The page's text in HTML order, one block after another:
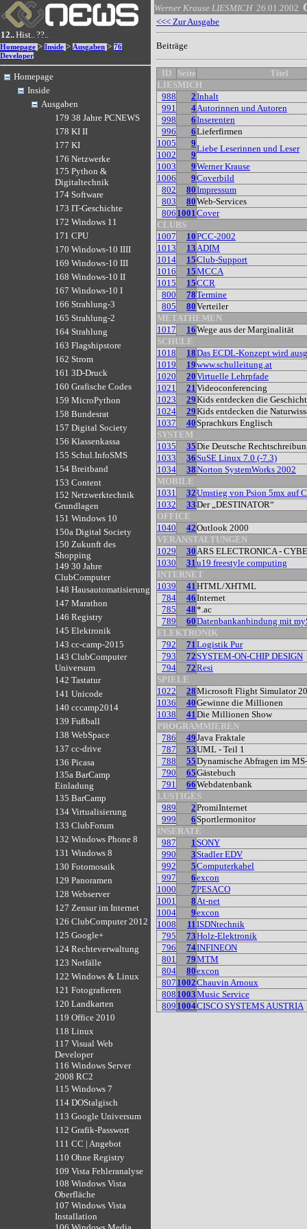
12..Hist..??..
Homepage > Inside > Ausgaben > 76
Developer
Homepage
Inside
Ausgaben
179 38 Jahre PCNEWS
178 KI II
177 KI
176 Netzwerke
175 Python &
Digitaltechnik
174 Software
173 IT-Geschichte
172 Windows 11
171 CPU
170 Windows-10 IIII
169 Windows-10 III
168 Windows-10 II
167 Windows-10 I
166 Strahlung-3
165 Strahlung-2
164 Strahlung
163 Flagshipstore
162 Strom
161 3D-Druck
160 Grafische Codes
159 MicroPython
158 Bundesrat
157 Digital Society
156 Klassenkassa
155 Schul.InfoSMS
154 Breitband
153 Content
152 Netzwerktechnik
Grundlagen
151 Windows 10
150a Digital Society
150 Zukunft des
Shopping
149 30 Jahre
ClubComputer
148 Hausautomatisierung
147 Marathon
146 Registry
145 Elektronik
143 cc-camp-2015
143 ClubComputer
Universum
142 Tastatur
141 Unicode
140 cccamp2014
139 Fußball
138 WebSpace
137 cc-drive
136 Picasa
135a BarCamp
Einladung
135 BarCamp
134 Virtualisierung
133 ClubForum
132 Windows Phone 8
131 Windows 8
130 Fotomosaik
129 Panoramen
128 Webserver
127 Zensur im Internet
126 ClubComputer 2012
125 Google+
124 Rechteverwaltung
123 Notfälle
122 Windows & Linux
121 Fotografieren
120 Landkarten
119 Office 2010
118 Linux
117 Visual Web
Developer
116 Windows Server
2008 RC2
115 Windows 7
114 DOStalgisch
113 Google Universum
112 Grafik-Passwort
111 CC | Angebot
110 Ohne Registry
109 Vista Fehleranalyse
108 Windows Vista
Oberfläche
107 Windows Vista
Installation
Werner Krause LIESMICH 26.01.2002
<<< Zur Ausgabe
Beiträge
ID Seite
Titel
LIESMICH
988
2Inhalt
991
4Autorinnen und Autoren
998
6Inserenten
996
6Lieferfirmen
1005
9
Liebe Leserinnen und Leser
1002
9
1003
9Werner Krause
1006
9Coverbild
802
80Impressum
803
80Web-Services
806 1001Cover
CLUBS
1007
10PCC-2002
1013
13ADIM
1014
15Club-Support
1016
15MCCA
1015
15CCR
800
78Termine
805
80Verteiler
METATHEMEN
1017
16Wege aus der Marginalität
SCHULE
1018
18Das ECDL-Konzept wird
1019
19www.schulleitung.at
1020
20Virtuelle Lehrpfade
1021
21Videoconferencing
1023
29Kids entdecken die
1024
29Kids entdecken die
1037
40Sprachkurs Englisch
SYSTEM
1035
35Die Deutsche
1033
36SuSE Linux 7.0 (-7.3)
1034
38Norton SystemWorks 2002
MOBILE
1031
32Umstieg von Psion 5mx auf
1032
33Der „DESTINATOR“
OFFICE
1040
42Outlook 2000
VERANSTALTUNGEN
1029
30ARS ELECTRONICA -
1030
31u19 freestyle computing
INTERNET
1039
41HTML/XHTML
784
46Internet
785
48*.ac
789
60Datenbankanbindung mit
ELEKTRONIK
792
71Logistik Pur
793
72SYSTEM-ON-CHIP DESIGN
794
72Resi
SPIELE
1022
28Microsoft Flight Simulator
1036
40Gewinne die Millionen
1038
41Die Millionen Show
PROGRAMMIEREN
786
49Java Fraktale
787
53UML - Teil 1
788
55Dynamische Abfragen im
790
65Gästebuch
791
66Webdatenbank
LUSTIGES
989
2PromiInternet
999
6Sportlermonitor
INSERATE
987
1SONY
990
3Stadler EDV
992
5Computerkabel
997
6excon
1000
7PESACO
1001
8At-net
1004
9excon
1008
11ISDNtechnik
795
73Holz-Elektronik
796
74INFINEON
801
79MTM
804
80excon
807 1002Chauvin Arnoux
808 1003Music Service
809 1004CISCO SYSTEMS AUSTRIA